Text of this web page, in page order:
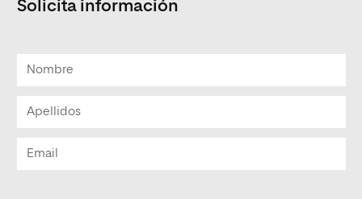
Solicita información